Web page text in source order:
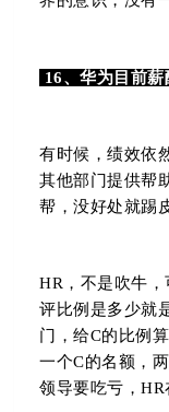
16、华为目前
有时候，绩效依
其他部门提供帮
帮，没好处就踢
HR，不是吹牛
评比例是多少就
门，给C的比例
一个C的名额，
领导要吃亏，HR